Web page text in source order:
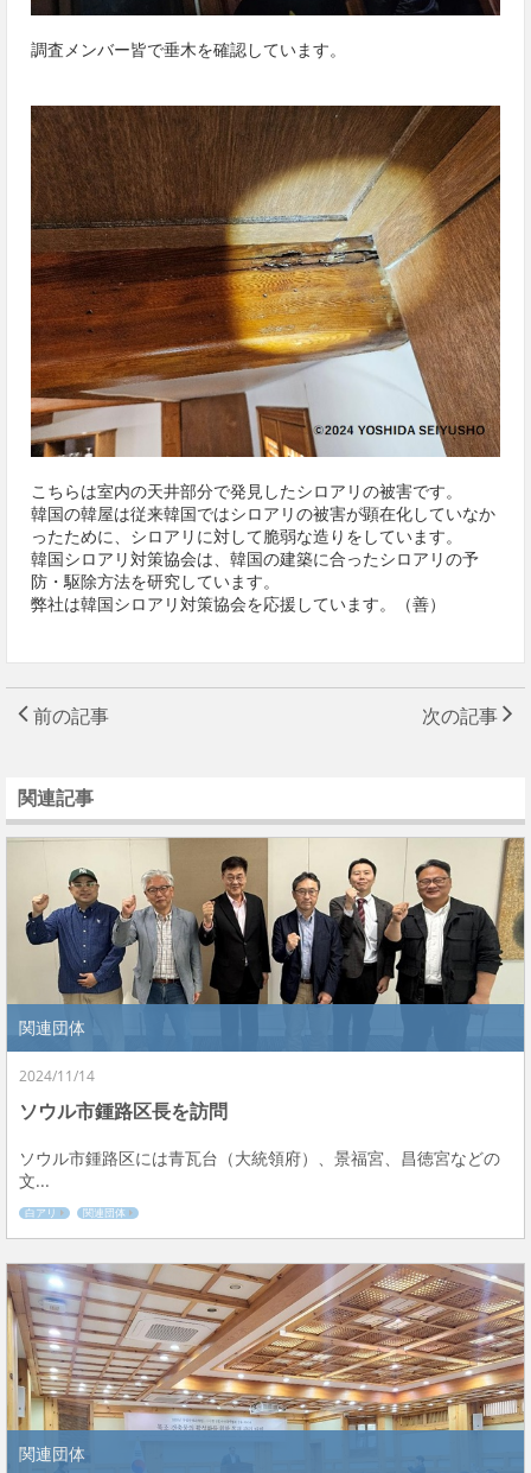
調査メンバー皆で垂木を確認しています。
こちらは室内の天井部分で発見したシロアリの被害です。
韓国の韓屋は従来韓国ではシロアリの被害が顕在化していなか
ったために、シロアリに対して脆弱な造りをしています。
韓国シロアリ対策協会は、韓国の建築に合ったシロアリの予
防・駆除方法を研究しています。
弊社は韓国シロアリ対策協会を応援しています。（善）
前の記事 次の記事
関連記事
関連団体
2024/11/14
ソウル市鍾路区長を訪問
ソウル市鍾路区には青瓦台（大統領府）、景福宮、昌徳宮などの
文...
白アリ 関連団体
関連団体